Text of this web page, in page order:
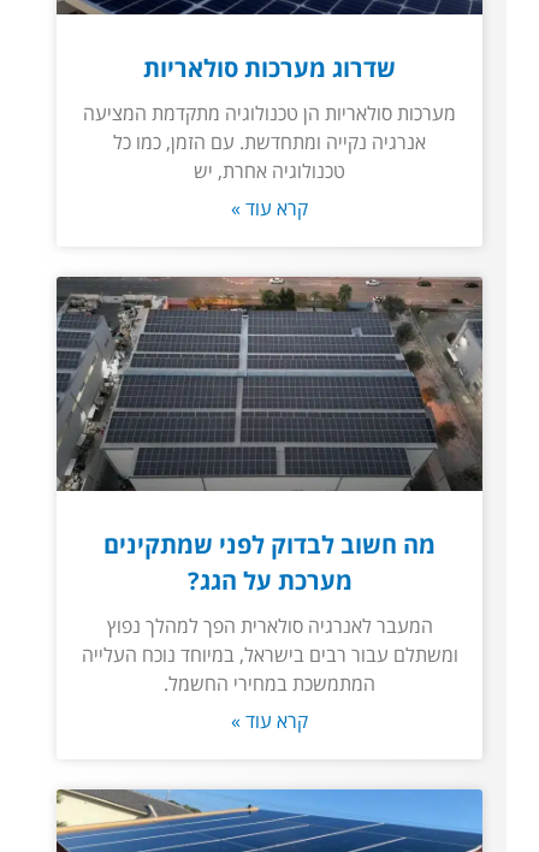
שדרוג מערכות סולאריות
מערכות סולאריות הן טכנולוגיה מתקדמת המציעה
אנרגיה נקייה ומתחדשת. עם הזמן, כמו כל
טכנולוגיה אחרת, יש
קרא עוד »
מה חשוב לבדוק לפני שמתקינים
מערכת על הגג?
המעבר לאנרגיה סולארית הפך למהלך נפוץ
ומשתלם עבור רבים בישראל, במיוחד נוכח העלייה
המתמשכת במחירי החשמל.
קרא עוד »